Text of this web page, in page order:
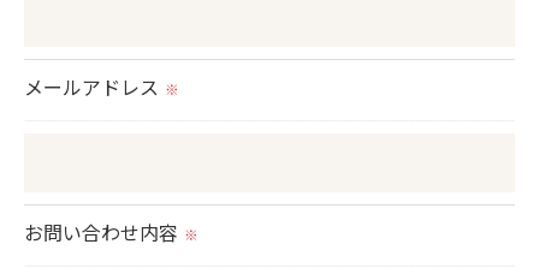
切に安全管理対策を実施します。
＜個人情報を与えなかった場合に生じる結果＞
のサービスをご提供できない場合がございますので
予めご了承ください。
メールアドレス ※
お問い合わせ内容 ※